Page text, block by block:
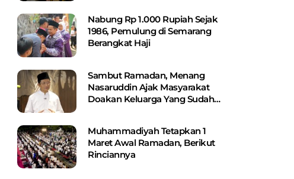
Nabung Rp 1.000 Rupiah Sejak
1986, Pemulung di Semarang
Berangkat Haji
Sambut Ramadan, Menang
Nasaruddin Ajak Masyarakat
Doakan Keluarga Yang Sudah
Muhammadiyah Tetapkan 1
Maret Awal Ramadan, Berikut
Rinciannya